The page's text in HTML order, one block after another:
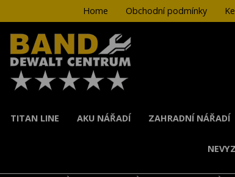
Home Obchodní podmínky
TITAN LINE AKU NÁŘADÍ ZAHRADNÍ NÁŘADÍ